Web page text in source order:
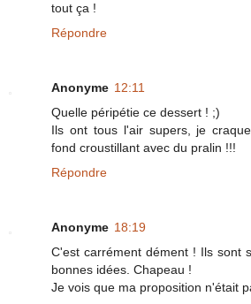
tout ça !
Répondre
Anonyme 12:11
Quelle péripétie ce dessert ! ;)
Ils ont tous l'air supers, je
fond croustillant avec du pralin !!!
Répondre
Anonyme 18:19
C'est carrément dément ! Ils sont
bonnes idées. Chapeau !
Je vois que ma proposition n'était